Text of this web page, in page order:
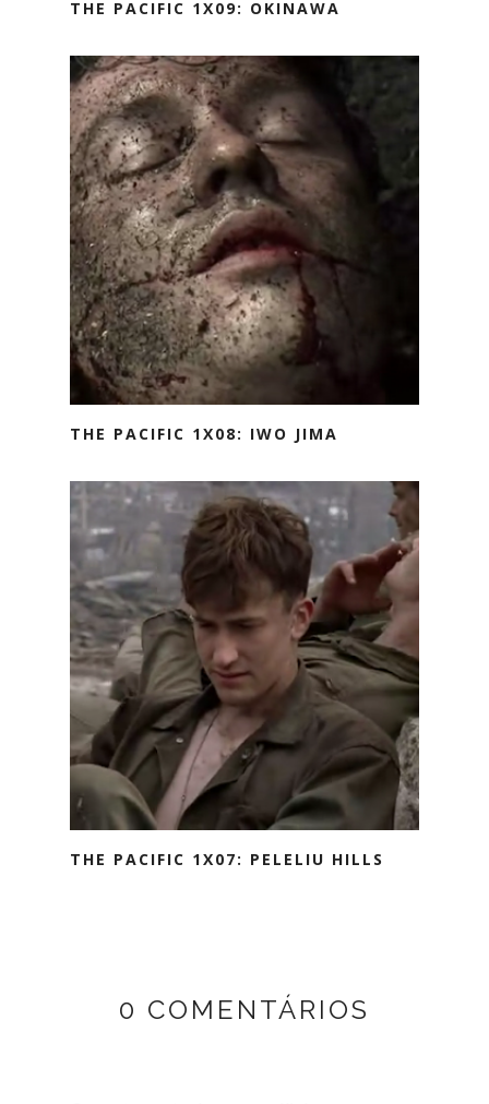
THE PACIFIC 1X09: OKINAWA
THE PACIFIC 1X08: IWO JIMA
THE PACIFIC 1X07: PELELIU HILLS
0 COMENTÁRIOS